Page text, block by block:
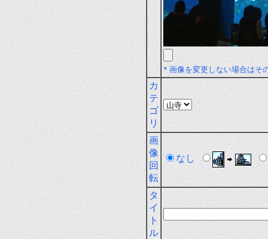
* 画像を変更しない場合はそ
カ
テ
ゴ
リ
画
像
回
転
なし
タ
イ
ト
ル